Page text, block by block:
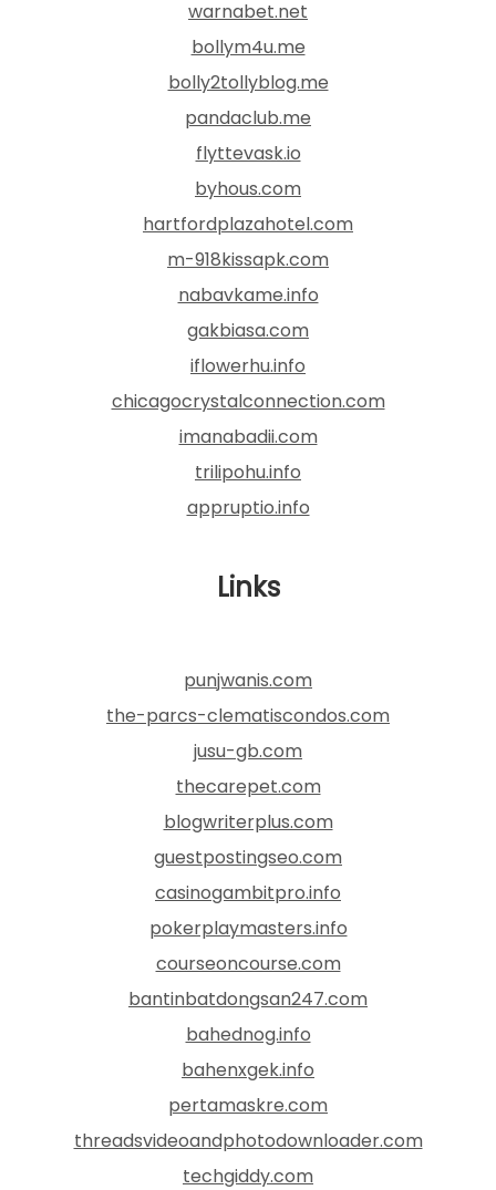
warnabet.net
bollym4u.me
bolly2tollyblog.me
pandaclub.me
flyttevask.io
byhous.com
hartfordplazahotel.com
m-918kissapk.com
nabavkame.info
gakbiasa.com
iflowerhu.info
chicagocrystalconnection.com
imanabadii.com
trilipohu.info
appruptio.info
Links
punjwanis.com
the-parcs-clematiscondos.com
jusu-gb.com
thecarepet.com
blogwriterplus.com
guestpostingseo.com
casinogambitpro.info
pokerplaymasters.info
courseoncourse.com
bantinbatdongsan247.com
bahednog.info
bahenxgek.info
pertamaskre.com
threadsvideoandphotodownloader.com
techgiddy.com